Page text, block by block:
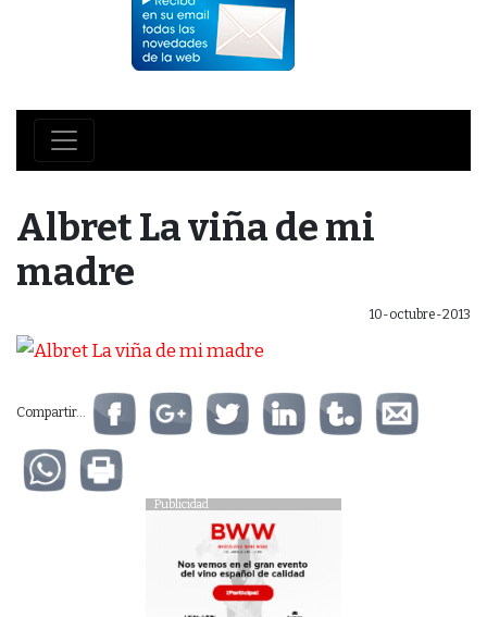
Albret La viña de mi
madre
10-octubre-2013
Compartir...
Publicidad